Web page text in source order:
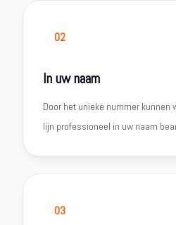
02
In uw naam
Door het unieke nummer kunnen
lijn professioneel in uw naam
03